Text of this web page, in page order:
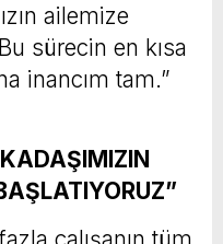
ailemize
sürecin en kısa
inancım tam.”